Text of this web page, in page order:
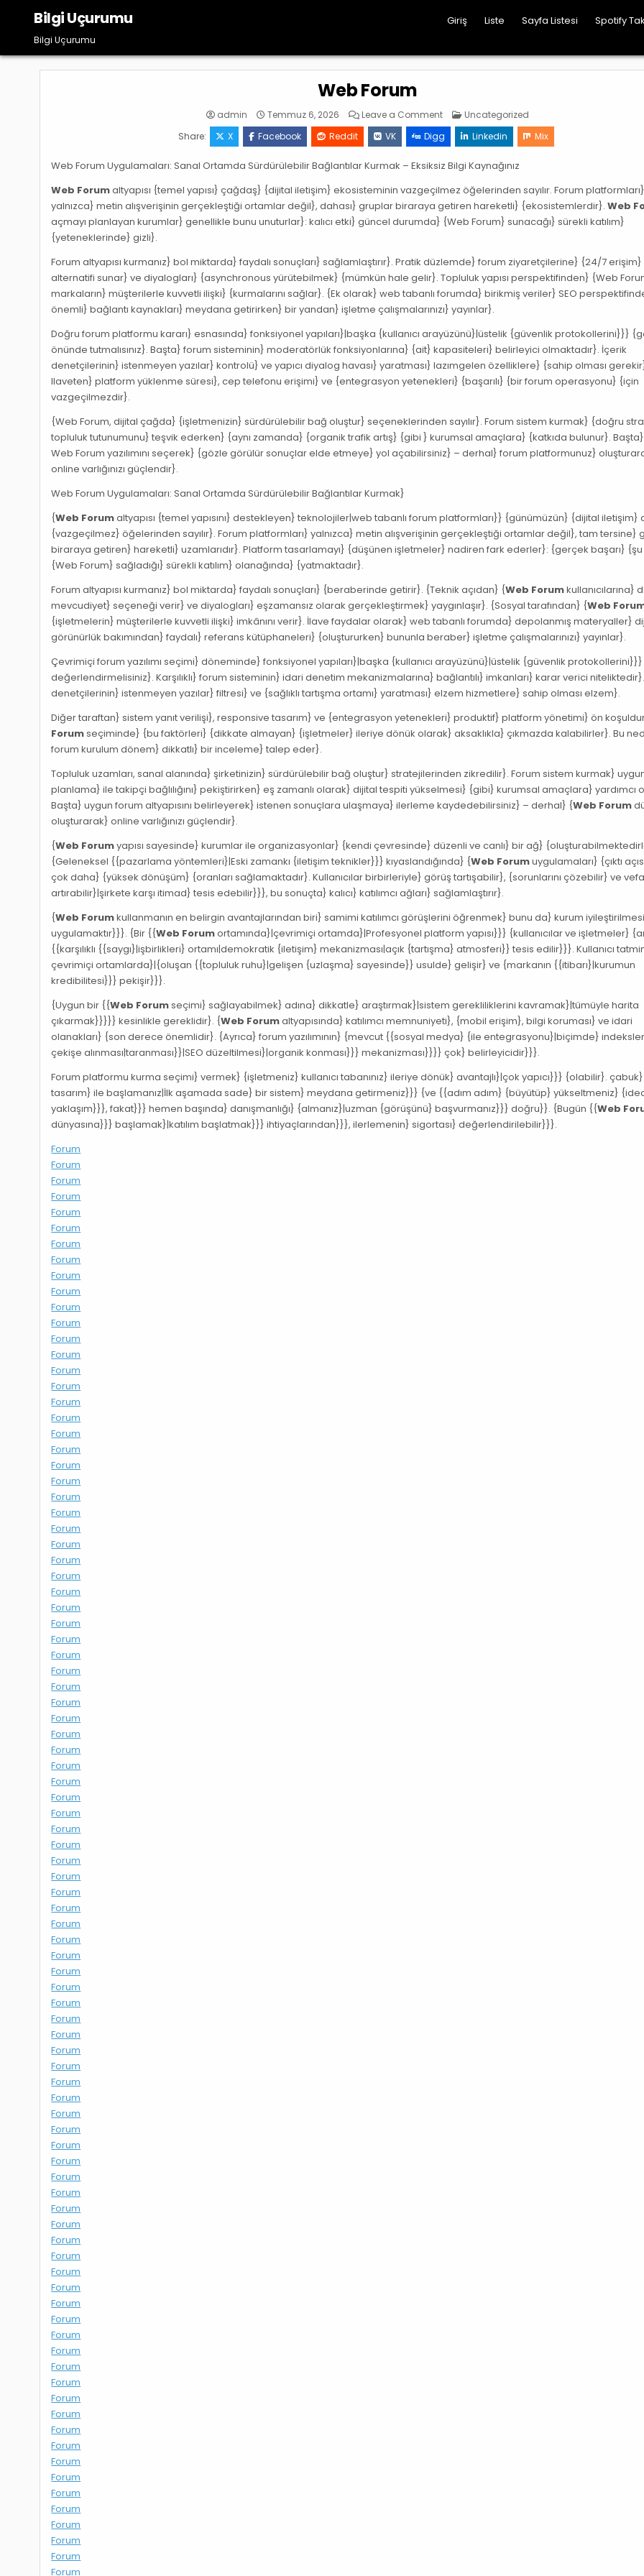
content
Bilgi Uçurumu
Bilgi Uçurumu
Giriş Liste Sayfa Listesi Spotify
Web Forum
admin Temmuz 6, 2026 Leave a Commenton
Web
Forum
Posted
Uncategorized
Share:
X Facebook Reddit VK Digg Linkedin Mix
Web Forum Uygulamaları: Sanal Ortamda Sürdürülebilir Bağlantılar Kurmak – Eksiksiz Bilgi Kaynağınız
Web Forumaltyapısı {temel yapısı} çağdaş} {dijital iletişim} ekosisteminin vazgeçilmez öğelerinden sayılır. Forum platformları}
yalnızca} metin alışverişinin gerçekleştiği ortamlar değil}, dahası} gruplar biraraya getiren hareketli} {ekosistemlerdir}.Web
açmayı planlayan kurumlar} genellikle bunu unuturlar}: kalıcı etki} güncel durumda} {Web Forum} sunacağı} sürekli katılım}
{yeteneklerinde} gizli}.
Forum altyapısı kurmanız} bol miktarda} faydalı sonuçları} sağlamlaştırır}. Pratik düzlemde} forum ziyaretçilerine} {24/7 erişim}
alternatifi sunar} ve diyalogları} {asynchronous yürütebilmek} {mümkün hale gelir}. Topluluk yapısı perspektifinden} {Web
markaların} müşterilerle kuvvetli ilişki} {kurmalarını sağlar}. {Ek olarak} web tabanlı forumda} birikmiş veriler} SEO
önemli} bağlantı kaynakları} meydana getirirken} bir yandan} işletme çalışmalarınızı} yayınlar}.
Doğru forum platformu kararı} esnasında} fonksiyonel yapıları}|başka {kullanıcı arayüzünü}|üstelik {güvenlik protokollerini}}}
önünde tutmalısınız}. Başta} forum sisteminin} moderatörlük fonksiyonlarına} {ait} kapasiteleri} belirleyici olmaktadır}. İçerik
denetçilerinin} istenmeyen yazılar} kontrolü} ve yapıcı diyalog havası} yaratması} lazımgelen özelliklere} {sahip olması
Ilaveten} platform yüklenme süresi}, cep telefonu erişimi} ve {entegrasyon yetenekleri} {başarılı} {bir forum operasyonu} {için
vazgeçilmezdir}.
{Web Forum, dijital çağda} {işletmenizin} sürdürülebilir bağ oluştur} seçeneklerinden sayılır}. Forum sistem kurmak} {doğru
topluluk tutunumunu} teşvik ederken} {aynı zamanda} {organik trafik artış} {gibi } kurumsal amaçlara} {katkıda bulunur}.
Web Forum yazılımını seçerek} {gözle görülür sonuçlar elde etmeye} yol açabilirsiniz} – derhal} forum platformunuz}
online varlığınızı güçlendir}.
Web Forum Uygulamaları: Sanal Ortamda Sürdürülebilir Bağlantılar Kurmak}
{Web Forumaltyapısı {temel yapısını} destekleyen} teknolojiler|web tabanlı forum platformları}} {günümüzün} {dijital iletişim}
{vazgeçilmez} öğelerinden sayılır}. Forum platformları} yalnızca} metin alışverişinin gerçekleştiği ortamlar değil}, tam tersine}
biraraya getiren} hareketli} uzamlarıdır}. Platform tasarlamayı} {düşünen işletmeler} nadiren fark ederler}: {gerçek başarı}
{Web Forum} sağladığı} sürekli katılım} olanağında} {yatmaktadır}.
Forum altyapısı kurmanız} bol miktarda} faydalı sonuçları} {beraberinde getirir}. {Teknik açıdan} {Web Forumkullanıcılarına}
mevcudiyet} seçeneği verir} ve diyalogları} eşzamansız olarak gerçekleştirmek} yaygınlaşır}. {Sosyal tarafından} {Web
{işletmelerin} müşterilerle kuvvetli ilişki} imkânını verir}. İlave faydalar olarak} web tabanlı forumda} depolanmış materyaller}
görünürlük bakımından} faydalı} referans kütüphaneleri} {oluştururken} bununla beraber} işletme çalışmalarınızı} yayınlar}.
Çevrimiçi forum yazılımı seçimi} döneminde} fonksiyonel yapıları}|başka {kullanıcı arayüzünü}|üstelik {güvenlik protokollerini}}}
değerlendirmelisiniz}. Karşılıklı} forum sisteminin} idari denetim mekanizmalarına} bağlantılı} imkanları} karar verici
denetçilerinin} istenmeyen yazılar} filtresi} ve {sağlıklı tartışma ortamı} yaratması} elzem hizmetlere} sahip olması elzem}.
Diğer taraftan} sistem yanıt verilişi}, responsive tasarım} ve {entegrasyon yetenekleri} produktif} platform yönetimi} ön
Forumseçiminde} {bu faktörleri} {dikkate almayan} {işletmeler} ileriye dönük olarak} aksaklıkla} çıkmazda kalabilirler}. Bu
forum kurulum dönem} dikkatlı} bir inceleme} talep eder}.
Topluluk uzamları, sanal alanında} şirketinizin} sürdürülebilir bağ oluştur} stratejilerinden zikredilir}. Forum sistem kurmak}
planlama} ile takipçi bağlılığını} pekiştirirken} eş zamanlı olarak} dijital tespiti yükselmesi} {gibi} kurumsal amaçlara} yardımcı
Başta} uygun forum altyapısını belirleyerek} istenen sonuçlara ulaşmaya} ilerleme kaydedebilirsiniz} – derhal} {Web Forum
oluşturarak} online varlığınızı güçlendir}.
{Web Forumyapısı sayesinde} kurumlar ile organizasyonlar} {kendi çevresinde} düzenli ve canlı} bir ağ}
{Geleneksel {{pazarlama yöntemleri}|Eski zamankı {iletişim teknikler}}} kıyaslandığında} {Web Forumuygulamaları} {çıktı
çok daha} {yüksek dönüşüm} {oranları sağlamaktadır}. Kullanıcılar birbirleriyle} görüş tartışabilir}, {sorunlarını çözebilir} ve
artırabilir}|şirkete karşı itimad} tesis edebilir}}}, bu sonuçta} kalıcı} katılımcı ağları} sağlamlaştırır}.
{Web Forumkullanmanın en belirgin avantajlarından biri} samimi katılımcı görüşlerini öğrenmek} bunu da} kurum
uygulamaktır}}}. {Bir {{Web Forumortamında}|çevrimiçi ortamda}|Profesyonel platform yapısı}}} {kullanıcılar ve işletmeler}
{{karşılıklı {{saygı}|işbirlikleri} ortamı|demokratik {iletişim} mekanizması|açık {tartışma} atmosferi}} tesis edilir}}}. Kullanıcı
çevrimiçi ortamlarda}|{oluşan {{topluluk ruhu}|gelişen {uzlaşma} sayesinde}} usulde} gelişir} ve {markanın {{itibarı}|kurumun
kredibilitesi}}} pekişir}}}.
{Uygun bir {{Web Forumseçimi} sağlayabilmek} adına} dikkatle} araştırmak}|sistem gerekliliklerini kavramak}|tümüyle harita
çıkarmak}}}}} kesinlikle gereklidir}. {Web Forumaltyapısında} katılımcı memnuniyeti}, {mobil erişim}, bilgi koruması} ve idari
olanakları} {son derece önemlidir}. {Ayrıca} forum yazılımının} {mevcut {{sosyal medya} {ile entegrasyonu}|biçimde}
çekişe alınması|taranması}}|SEO düzeltilmesi}|organik konması}}} mekanizması}}}} çok} belirleyicidir}}}.
Forum platformu kurma seçimi} vermek} {işletmeniz} kullanıcı tabanınız} ileriye dönük} avantajlı}|çok yapıcı}}} {olabilir}. çabuk}
tasarım} ile başlamanız|İlk aşamada sade} bir sistem} meydana getirmeniz}}} {ve {{adım adım} {büyütüp} yükseltmeniz}
yaklaşım}}}, fakat}}} hemen başında} danışmanlığı} {almanız}|uzman {görüşünü} başvurmanız}}} doğru}}. {Bugün {{Web
dünyasına}}} başlamak}|katılım başlatmak}}} ihtiyaçlarından}}}, ilerlemenin} sigortası} değerlendirilebilir}}}.
Forum
Forum
Forum
Forum
Forum
Forum
Forum
Forum
Forum
Forum
Forum
Forum
Forum
Forum
Forum
Forum
Forum
Forum
Forum
Forum
Forum
Forum
Forum
Forum
Forum
Forum
Forum
Forum
Forum
Forum
Forum
Forum
Forum
Forum
Forum
Forum
Forum
Forum
Forum
Forum
Forum
Forum
Forum
Forum
Forum
Forum
Forum
Forum
Forum
Forum
Forum
Forum
Forum
Forum
Forum
Forum
Forum
Forum
Forum
Forum
Forum
Forum
Forum
Forum
Forum
Forum
Forum
Forum
Forum
Forum
Forum
Forum
Forum
Forum
Forum
Forum
Forum
Forum
Forum
Forum
Forum
Forum
Forum
Forum
Forum
Forum
Forum
Forum
Forum
Forum
Forum